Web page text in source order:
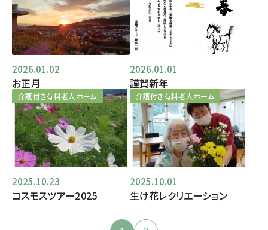
2026.01.02
お正月
2026.01.01
謹賀新年
介護付き有料老人ホーム
2025.10.23
コスモスツアー2025
介護付き有料老人ホーム
2025.10.01
生け花レクリエーション